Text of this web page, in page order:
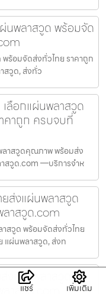
นพลาสวูด พร้อมจัด
ร้อมจัดส่งทั่วไทย ราคาถูก
สวูด, ส่งทั่ว
ลือกแผ่นพลาสวูด
คาถูก ครบจบที่
ลาสวูดคุณภาพ พร้อมส่ง
สวูด.com —บริการจำห
ส่งแผ่นพลาสวูด
าสวูด.com
สวูด พร้อมจัดส่งทั่วไทย
แผ่นพลาสวูด, ส่งท
แผ่นพลาสวูด
สวูด.com
แชร์ เพิ่มเติม